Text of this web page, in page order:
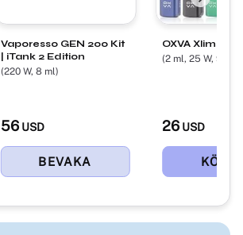
Vaporesso GEN 200 Kit
| iTank 2 Edition
(220 W, 8 ml)
56USD
OXVA Xlim V2
(2 ml, 25 W,
26 USD